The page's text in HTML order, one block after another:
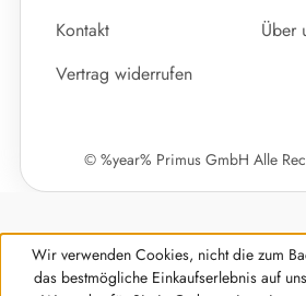
Kontakt
Über
Vertrag widerrufen
© %year% Primus GmbH Alle
Wir verwenden Cookies, nicht die zum
das bestmögliche Einkaufserlebnis auf